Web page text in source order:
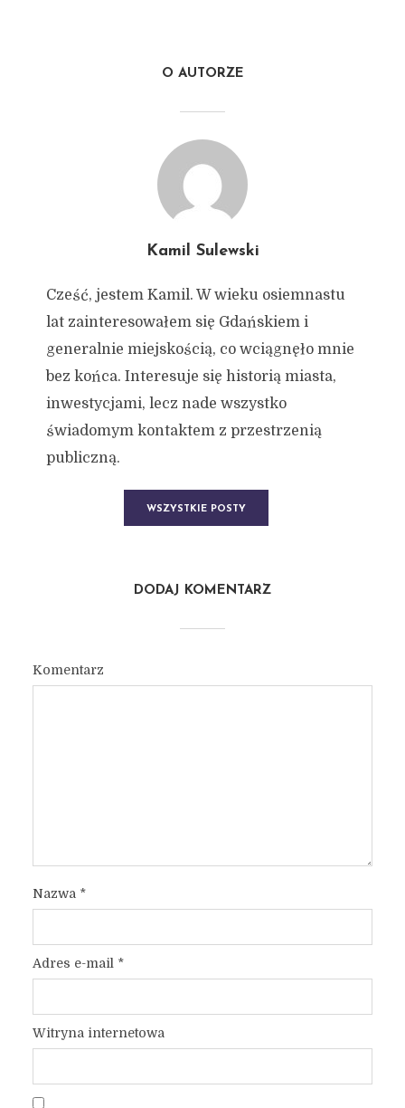
O AUTORZE
Kamil Sulewski
Cześć, jestem Kamil. W wieku osiemnastu
lat zainteresowałem się Gdańskiem i
generalnie miejskością, co wciągnęło mnie
bez końca. Interesuje się historią miasta,
inwestycjami, lecz nade wszystko
świadomym kontaktem z przestrzenią
publiczną.
WSZYSTKIE POSTY
DODAJ KOMENTARZ
Komentarz
Nazwa *
Adres e-mail *
Witryna internetowa